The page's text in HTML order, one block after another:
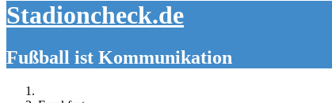
Stadioncheck.de
Fußball ist Kommunikation